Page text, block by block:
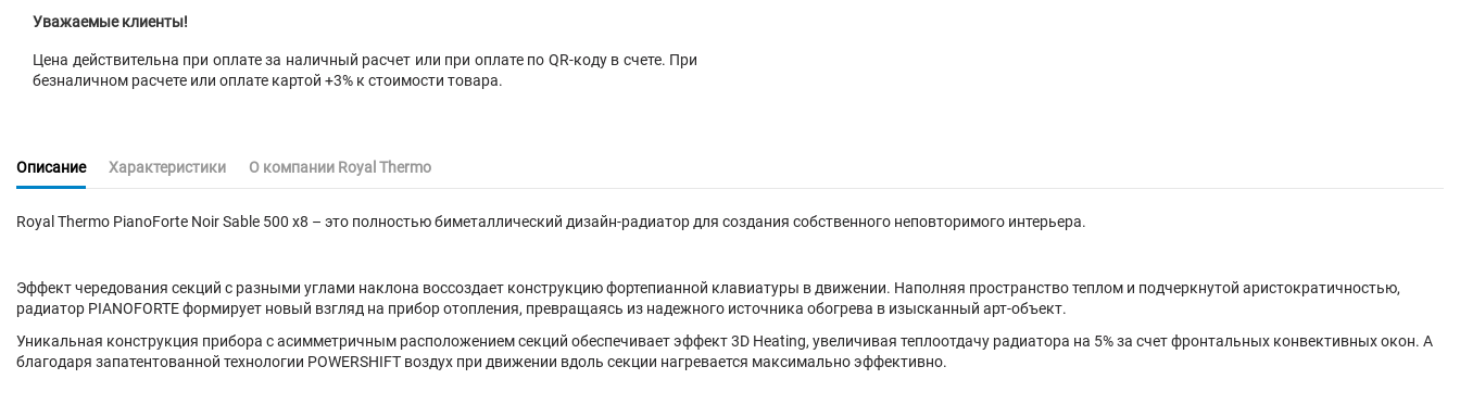
Уважаемые клиенты!
Цена действительна при оплате за наличный расчет или при оплате по QR-коду в счете. При
безналичном расчете или оплате картой +3% к стоимости товара.
Описание Характеристики О компании Royal Thermo
Royal Thermo PianoForte Noir Sable 500 x8 – это полностью биметаллический дизайн-радиатор для создания собственного неповторимого интерьера.
Эффект чередования секций с разными углами наклона воссоздает конструкцию фортепианной клавиатуры в движении. Наполняя пространство теплом и подчеркнутой аристократичностью,
радиатор PIANOFORTE формирует новый взгляд на прибор отопления, превращаясь из надежного источника обогрева в изысканный арт-объект.
Уникальная конструкция прибора с асимметричным расположением секций обеспечивает эффект 3D Heating, увеличивая теплоотдачу радиатора на 5% за счет фронтальных конвективных окон. А
благодаря запатентованной технологии POWERSHIFT воздух при движении вдоль секции нагревается максимально эффективно.